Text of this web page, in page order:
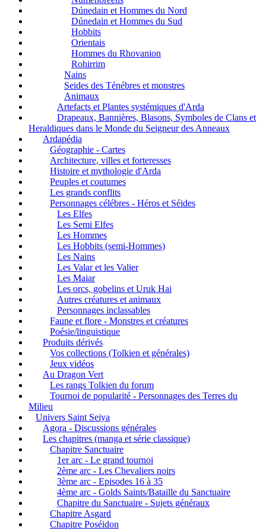
Dúnedain et Hommes du Nord
Dúnedain et Hommes du Sud
Hobbits
Orientais
Hommes du Rhovanion
Rohirrim
Nains
Seides des Ténébres et monstres
Animaux
Artefacts et Plantes systémiques d'Arda
Drapeaux, Bannières, Blasons, Symboles de Clans et
Heraldiques dans le Monde du Seigneur des Anneaux
Ardapédia
Géographie - Cartes
Architecture, villes et forteresses
Histoire et mythologie d'Arda
Peuples et coutumes
Les grands conflits
Personnages célébres - Héros et Séides
Les Elfes
Les Semi Elfes
Les Hommes
Les Hobbits (semi-Hommes)
Les Nains
Les Valar et les Valier
Les Maiar
Les orcs, gobelins et Uruk Hai
Autres créatures et animaux
Personnages inclassables
Faune et flore - Monstres et créatures
Poésie/linguistique
Produits dérivés
Vos collections (Tolkien et générales)
Jeux vidéos
Au Dragon Vert
Les rangs Tolkien du forum
Tournoi de popularité - Personnages des Terres du
Milieu
Univers Saint Seiya
Agora - Discussions générales
Les chapitres (manga et série classique)
Chapitre Sanctuaire
1er arc - Le grand tournoi
2ème arc - Les Chevaliers noirs
3ème arc - Episodes 16 à 35
4ème arc - Golds Saints/Bataille du Sanctuaire
Chapitre du Sanctuaire - Sujets généraux
Chapitre Asgard
Chapitre Poséidon